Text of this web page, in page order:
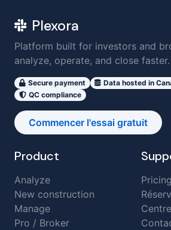
Plexora
Platform built for investors and
analyze, operate, and close faster.
Secure payment
Data hosted in
QC compliance
Commencer l'essai gratuit
Product
Analyze
New construction
Manage
Pro / Broker
Pricing